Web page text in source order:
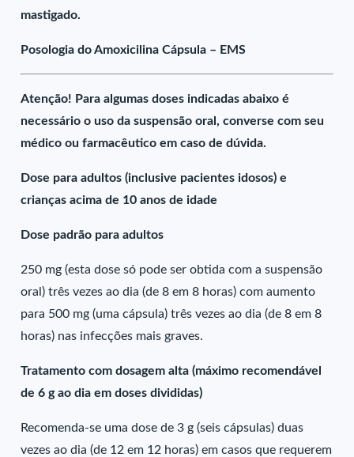
mastigado.
Posologia do Amoxicilina Cápsula – EMS
Atenção! Para algumas doses indicadas abaixo é
necessário o uso da suspensão oral, converse com seu
médico ou farmacêutico em caso de dúvida.
Dose para adultos (inclusive pacientes idosos) e
crianças acima de 10 anos de idade
Dose padrão para adultos
250 mg (esta dose só pode ser obtida com a suspensão
oral) três vezes ao dia (de 8 em 8 horas) com aumento
para 500 mg (uma cápsula) três vezes ao dia (de 8 em 8
horas) nas infecções mais graves.
Tratamento com dosagem alta (máximo recomendável
de 6 g ao dia em doses divididas)
Recomenda-se uma dose de 3 g (seis cápsulas) duas
vezes ao dia (de 12 em 12 horas) em casos que requerem